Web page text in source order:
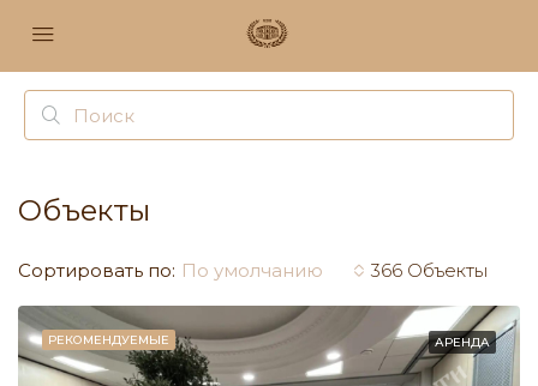
Объекты
366 Объекты
Сортировать по: По умолчанию
РЕКОМЕНДУЕМЫЕ АРЕНДА